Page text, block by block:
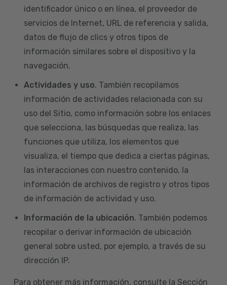
identificador único o en línea, el proveedor de
servicios de Internet, URL de referencia y salida,
datos de flujo de clics y otros tipos de
información similares sobre el dispositivo y la
navegación.
Actividades y uso. También recopilamos
información de actividades relacionada con su
uso del Sitio, como información sobre los enlaces
que selecciona, las búsquedas que realiza, las
funciones que utiliza, los elementos que
visualiza, el tiempo que dedica a ciertas páginas,
las interacciones con nuestro contenido, la
información de archivos de registro y otros tipos
de información de actividad y uso.
Información de la ubicación. También podemos
recopilar o derivar información de ubicación
general sobre usted, por ejemplo, a través de su
dirección IP.
Para obtener más información, consulte la Sección